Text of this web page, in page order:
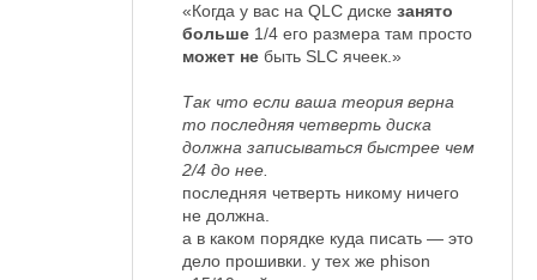
«Когда у вас на QLC диске занято
больше 1/4 его размера там просто
может не быть SLC ячеек.»
Так что если ваша теория верна
то последняя четверть диска
должна записываться быстрее чем
2/4 до нее.
последняя четверть никому ничего
не должна.
а в каком порядке куда писать — это
дело прошивки. у тех же phison